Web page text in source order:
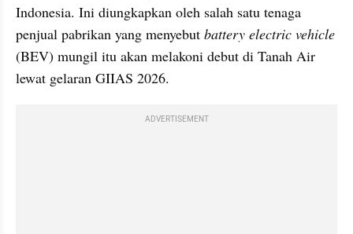
Indonesia. Ini diungkapkan oleh salah satu tenaga
penjual pabrikan yang menyebut battery electric vehicle
(BEV) mungil itu akan melakoni debut di Tanah Air
lewat gelaran GIIAS 2026.
ADVERTISEMENT